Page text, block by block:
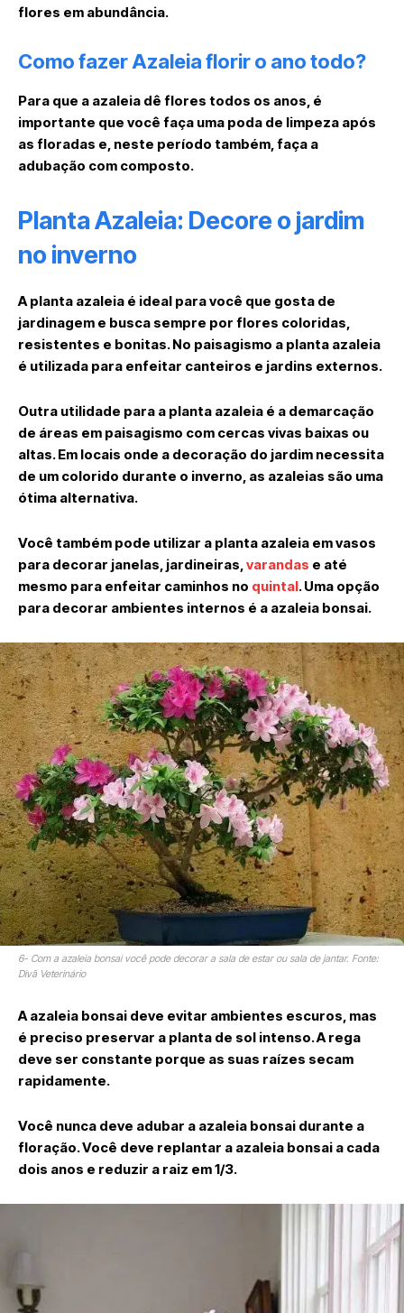
flores em abundância.
Como fazer Azaleia florir o ano todo?
Para que a azaleia dê flores todos os anos, é
importante que você faça uma poda de limpeza após
as floradas e, neste período também, faça a
adubação com composto.
Planta Azaleia: Decore o jardim
no inverno
A planta azaleia é ideal para você que gosta de
jardinagem e busca sempre por flores coloridas,
resistentes e bonitas. No paisagismo a planta azaleia
é utilizada para enfeitar canteiros e jardins externos.
Outra utilidade para a planta azaleia é a demarcação
de áreas em paisagismo com cercas vivas baixas ou
altas. Em locais onde a decoração do jardim necessita
de um colorido durante o inverno, as azaleias são uma
ótima alternativa.
Você também pode utilizar a planta azaleia em vasos
para decorar janelas, jardineiras,varandas e até
mesmo para enfeitar caminhos no quintal. Uma opção
para decorar ambientes internos é a azaleia bonsai.
6- Com a azaleia bonsai você pode decorar a sala de estar ou sala de jantar. Fonte:
Divã Veterinário
A azaleia bonsai deve evitar ambientes escuros, mas
é preciso preservar a planta de sol intenso. A rega
deve ser constante porque as suas raízes secam
rapidamente.
Você nunca deve adubar a azaleia bonsai durante a
floração. Você deve replantar a azaleia bonsai a cada
dois anos e reduzir a raiz em 1/3.